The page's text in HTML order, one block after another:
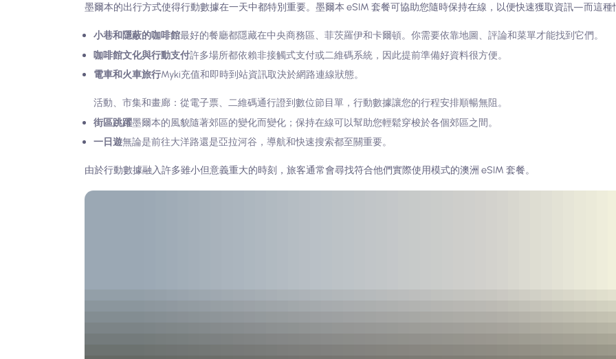
墨爾本的出行方式使得行動數據在一天中都特別重要。墨爾本 eSIM 套餐可協助您隨時保持在線，以便快速獲取資訊—而這種
小巷和隱蔽的咖啡館最好的餐廳都隱藏在中央商務區、菲茨羅伊和卡爾頓。你需要依靠地圖、評論和菜單才能找到它們。
咖啡館文化與行動支付許多場所都依賴非接觸式支付或二維碼系統，因此提前準備好資料很方便。
電車和火車旅行Myki充值和即時到站資訊取決於網路連線狀態。
活動、市集和畫廊：從電子票、二維碼通行證到數位節目單，行動數據讓您的行程安排順暢無阻。
街區跳躍墨爾本的風貌隨著郊區的變化而變化；保持在線可以幫助您輕鬆穿梭於各個郊區之間。
一日遊無論是前往大洋路還是亞拉河谷，導航和快速搜索都至關重要。
由於行動數據融入許多雖小但意義重大的時刻，旅客通常會尋找符合他們實際使用模式的澳洲 eSIM 套餐。